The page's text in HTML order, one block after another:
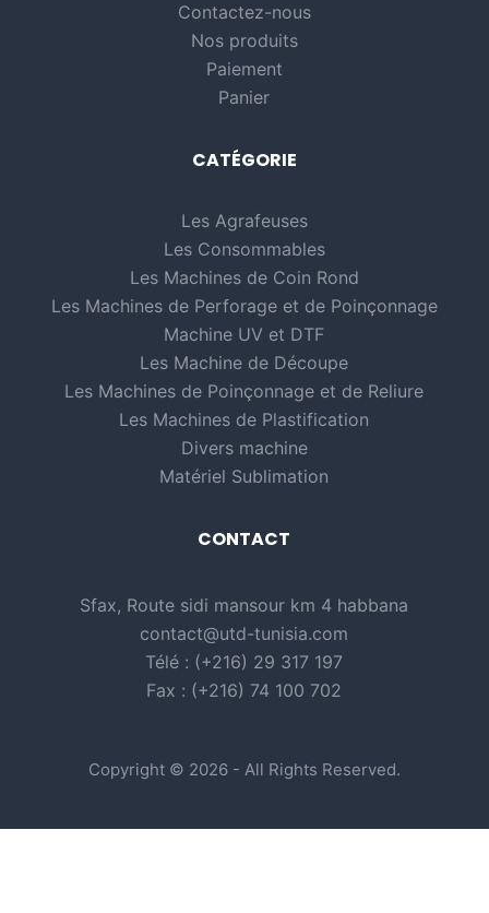
Contactez-nous
Nos produits
Paiement
Panier
CATÉGORIE
Les Agrafeuses
Les Consommables
Les Machines de Coin Rond
Les Machines de Perforage et de Poinçonnage
Machine UV et DTF
Les Machine de Découpe
Les Machines de Poinçonnage et de Reliure
Les Machines de Plastification
Divers machine
Matériel Sublimation
CONTACT
Sfax, Route sidi mansour km 4 habbana
contact@utd-tunisia.com
Télé : (+216) 29 317 197
Fax : (+216) 74 100 702
Copyright © 2026 - All Rights Reserved.